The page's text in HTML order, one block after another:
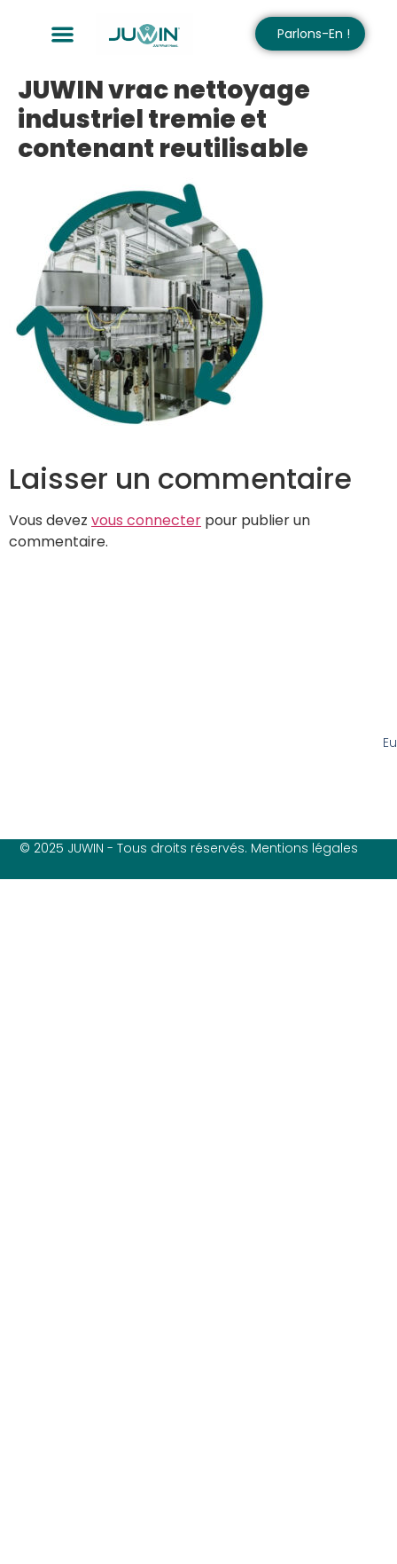
Parlons-En !
JUWIN vrac nettoyage
industriel tremie et
contenant reutilisable
Laisser un commentaire
Vous devez vous connecter pour publier un
commentaire.
© 2025 JUWIN - Tous droits réservés. Mentions légales